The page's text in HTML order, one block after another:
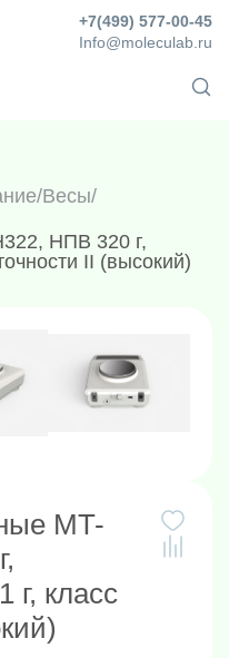
Info@moleculab.ru
+7(499) 577-00-45
/Весы/
НПВ 320 г,
II (высокий)
MT-
г, класс